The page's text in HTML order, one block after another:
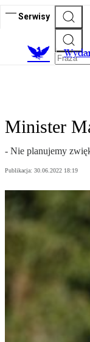
Serwisy
Minister
- Nie planujemy
Publikacja: 30.06.2022 18:19